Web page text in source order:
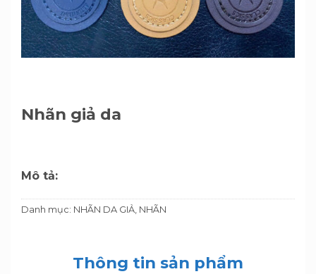
Nhãn giả da
Mô tả:
Danh mục: NHÃN DA GIẢ, NHÃN
Thông tin sản phẩm